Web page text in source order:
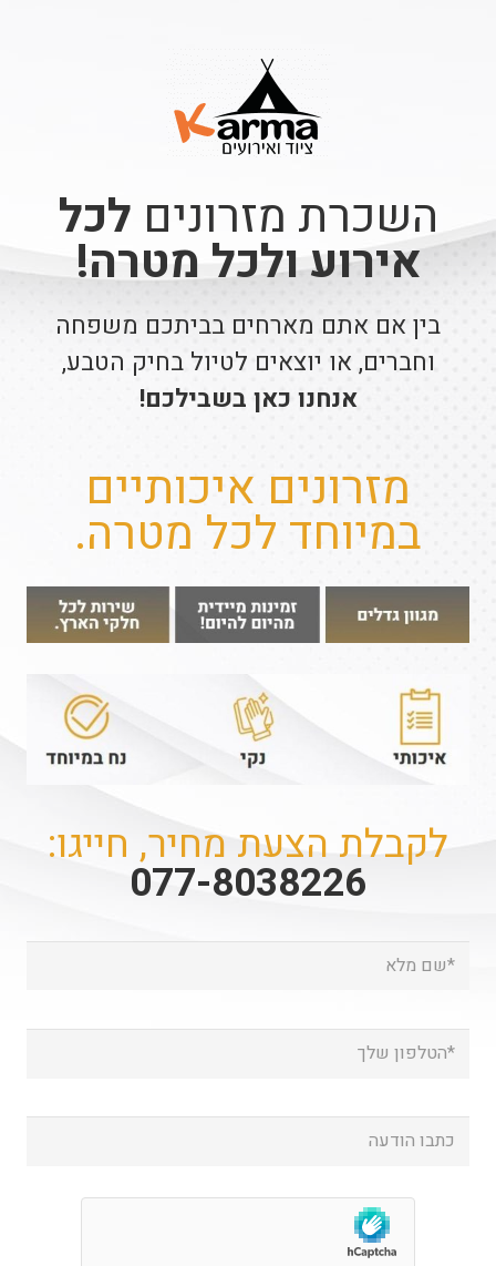
השכרת מזרונים לכל
אירוע ולכל מטרה!
בין אם אתם מארחים בביתכם משפחה
וחברים, או יוצאים לטיול בחיק הטבע,
אנחנו כאן בשבילכם!
מזרונים איכותיים
במיוחד לכל מטרה.
לקבלת הצעת מחיר, חייגו:
077-8038226